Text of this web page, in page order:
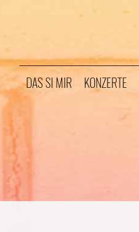
DAS SI MIR KONZERTE